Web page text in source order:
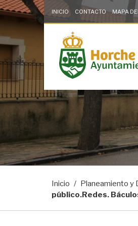
Saltar al contenido
Saltar a la navegación
Información de contacto
INICIO CONTACTO MAPA
Inicio Planeamiento y
público.Redes.